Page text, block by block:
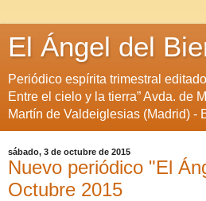
El Ángel del
Periódico espírita trimestral
Entre el cielo y la tierra” Avda. de
Martín de Valdeiglesias (Madrid) -
sábado, 3 de octubre de 2015
Nuevo periódico "El
Octubre 2015